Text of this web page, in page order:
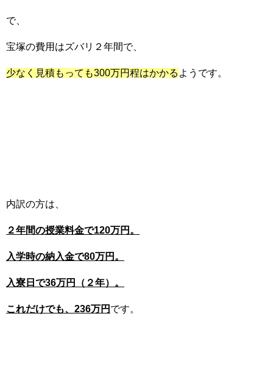
で、
宝塚の費用はズバリ２年間で、
少なく見積もっても300万円程はかかる ようです。
内訳の方は、
２年間の授業料金で120万円。
入学時の納入金で80万円。
入寮日で36万円（２年）。
これだけでも、236万円 です。